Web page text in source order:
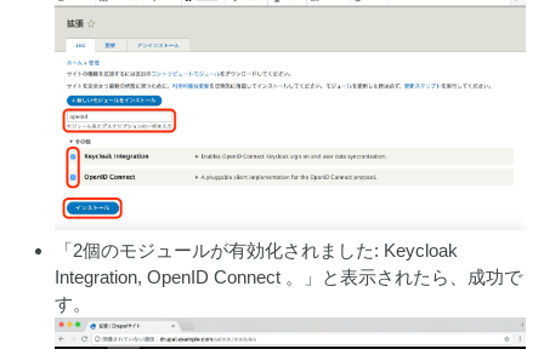
「2個のモジュールが有効化されました: Keycloak
Integration, OpenID Connect 。」と表示されたら、成功で
す。